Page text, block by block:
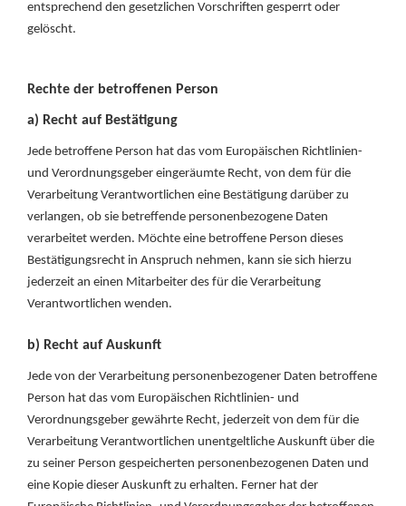
entsprechend den gesetzlichen Vorschriften gesperrt oder
gelöscht.
Rechte der betroffenen Person
a) Recht auf Bestätigung
Jede betroffene Person hat das vom Europäischen Richtlinien-
und Verordnungsgeber eingeräumte Recht, von dem für die
Verarbeitung Verantwortlichen eine Bestätigung darüber zu
verlangen, ob sie betreffende personenbezogene Daten
verarbeitet werden. Möchte eine betroffene Person dieses
Bestätigungsrecht in Anspruch nehmen, kann sie sich hierzu
jederzeit an einen Mitarbeiter des für die Verarbeitung
Verantwortlichen wenden.
b) Recht auf Auskunft
Jede von der Verarbeitung personenbezogener Daten betroffene
Person hat das vom Europäischen Richtlinien- und
Verordnungsgeber gewährte Recht, jederzeit von dem für die
Verarbeitung Verantwortlichen unentgeltliche Auskunft über die
zu seiner Person gespeicherten personenbezogenen Daten und
eine Kopie dieser Auskunft zu erhalten. Ferner hat der